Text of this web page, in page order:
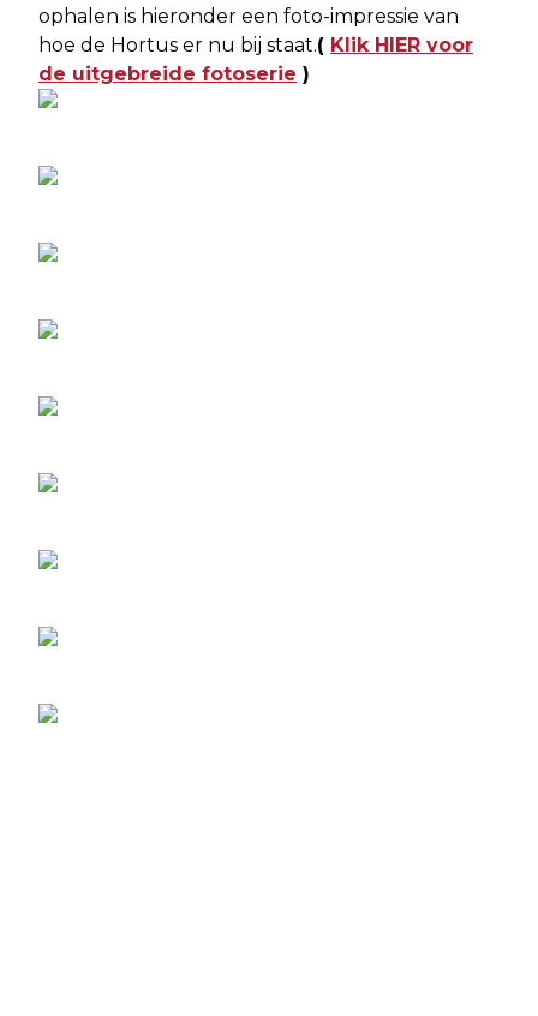
ophalen is hieronder een foto-impressie van
hoe de Hortus er nu bij staat.( Klik HIER voor
de uitgebreide fotoserie )